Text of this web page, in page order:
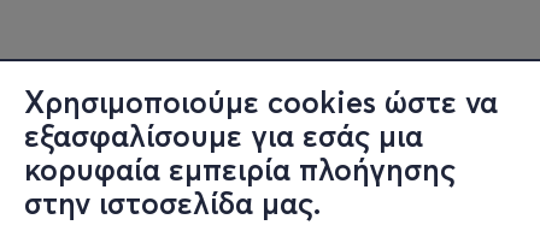
Χρησιμοποιούμε cookies ώστε να
εξασφαλίσουμε για εσάς μια
κορυφαία εμπειρία πλοήγησης
στην ιστοσελίδα μας.